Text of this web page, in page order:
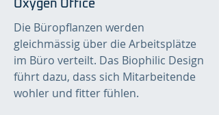
Oxygen Office
Die Büropflanzen werden
gleichmässig über die Arbeitsplätze
im Büro verteilt. Das Biophilic Design
führt dazu, dass sich Mitarbeitende
wohler und fitter fühlen.